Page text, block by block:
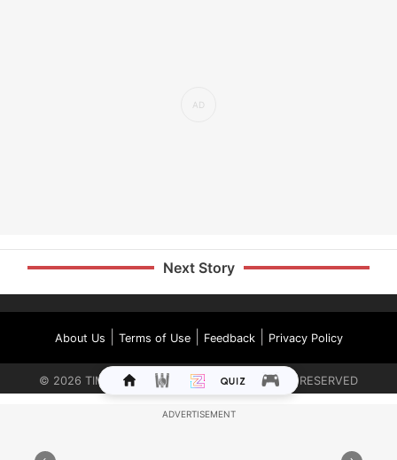
Next Story
About Us Terms of Use| Feedback| Privacy Policy
© 2026 TIMES INTERNET LIMITED. ALL RIGHTS RESERVED